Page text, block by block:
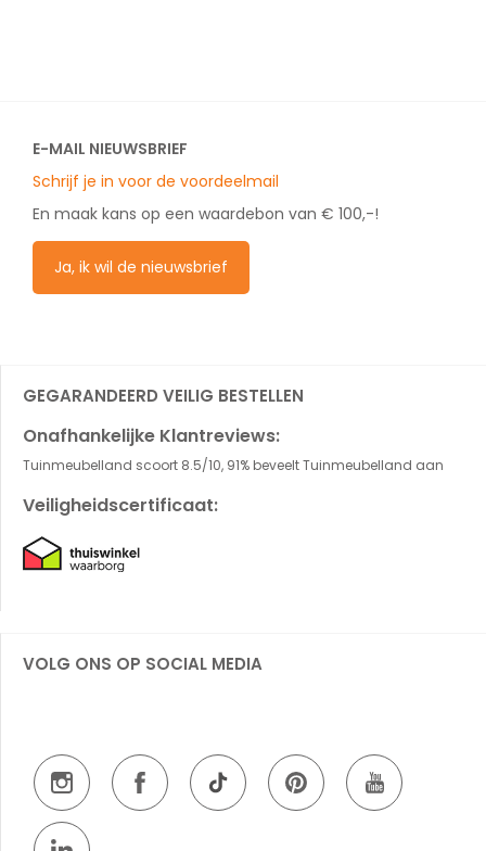
E-MAIL NIEUWSBRIEF
Schrijf je in voor de voordeelmail
En maak kans op een waardebon van € 100,-!
Ja, ik wil de nieuwsbrief
GEGARANDEERD VEILIG BESTELLEN
Onafhankelijke Klantreviews:
Tuinmeubelland scoort 8.5/10, 91% beveelt Tuinmeubelland aan
Veiligheidscertificaat:
VOLG ONS OP SOCIAL MEDIA